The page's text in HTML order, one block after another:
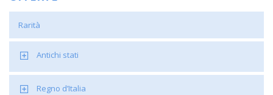
Rarità
Antichi stati
Regno d’Italia